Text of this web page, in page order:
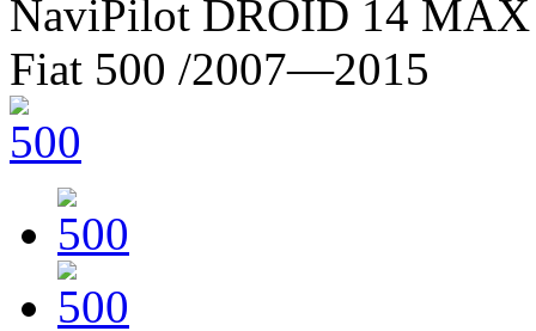
NaviPilot DROID 14
Fiat 500 /2007—2015